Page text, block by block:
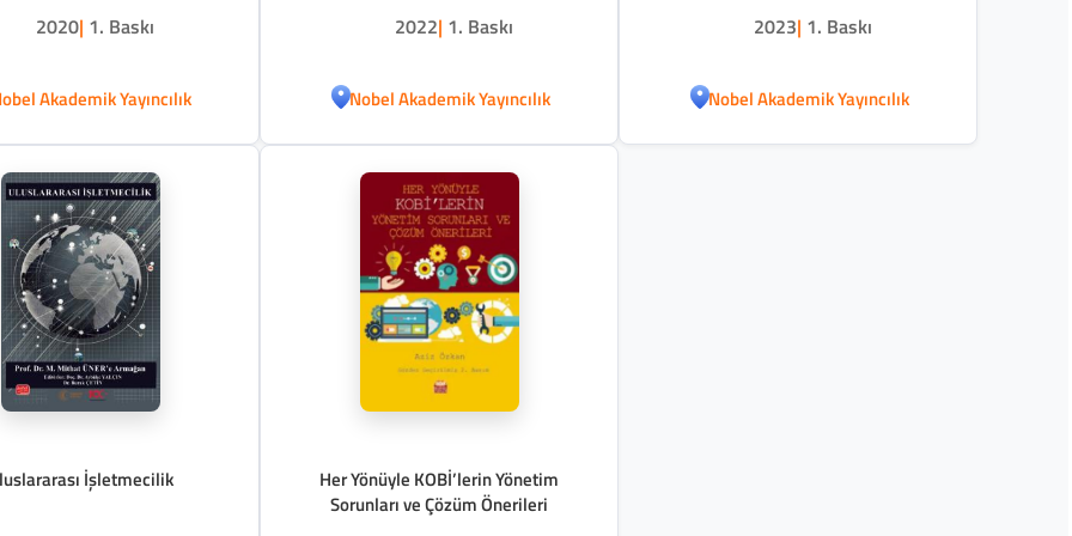
2020| 1. Baskı
Akademik Yayıncılık
2022| 1. Baskı
Nobel Akademik Yayıncılık
2023| 1. Baskı
Nobel Akademik Yayıncılık
İşletmecilik
Her Yönüyle KOBİ’lerin Yönetim
Sorunları ve Çözüm Önerileri